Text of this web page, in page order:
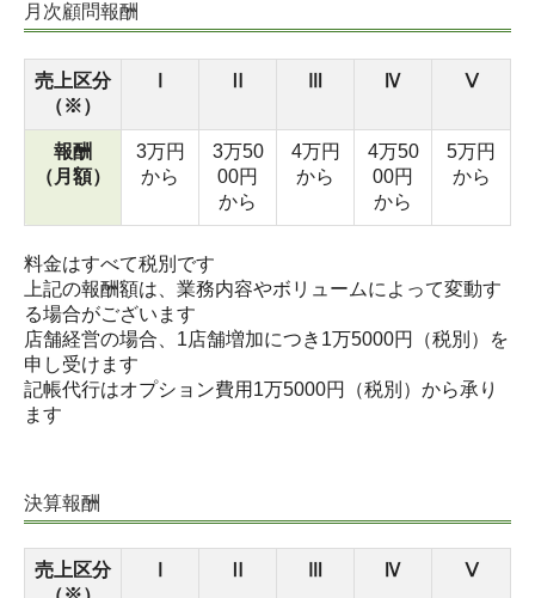
月次顧問報酬
売上区分
（※）
Ⅳ Ⅴ
報酬
（月額）
3万円
から
3万50
00円
から
4万円
から
4万50
00円
から
5万円
から
料金はすべて税別です
上記の報酬額は、業務内容やボリュームによって変動す
る場合がございます
店舗経営の場合、1店舗増加につき1万5000円（税別）を
申し受けます
記帳代行はオプション費用1万5000円（税別）から承り
ます
決算報酬
売上区分
Ⅳ Ⅴ